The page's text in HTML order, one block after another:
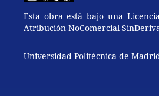
Esta obra está bajo una
Atribución-NoComercial-
Universidad Politécnica de